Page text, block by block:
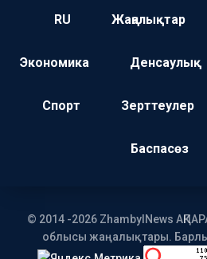
RU Жаңалықтар
Экономика Денсаулық
Спорт Зерттеулер
Баспасөз
© 2014 -2026 ZhambylNews
облысы жаңалықтары.